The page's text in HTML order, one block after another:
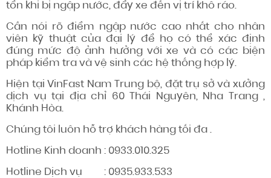
tổn khi bị ngập nước, đẩy xe đến vị trí khô ráo.
Cần nói rõ điểm ngập nước cao nhất cho nhân
viên kỹ thuật của đại lý để họ có thể xác định
đúng mức độ ảnh hưởng với xe và có các biện
pháp kiểm tra và vệ sinh các hệ thống hợp lý.
Hiện tại VinFast Nam Trung bộ, đặt trụ sở và xưởng
dịch vụ tại địa chỉ 60 Thái Nguyên, Nha Trang ,
Khánh Hòa.
Chúng tôi luôn hỗ trợ khách hàng tối đa .
Hotline Kinh doanh : 0933.010.325
Hotline Dịch vụ : 0935.933.533